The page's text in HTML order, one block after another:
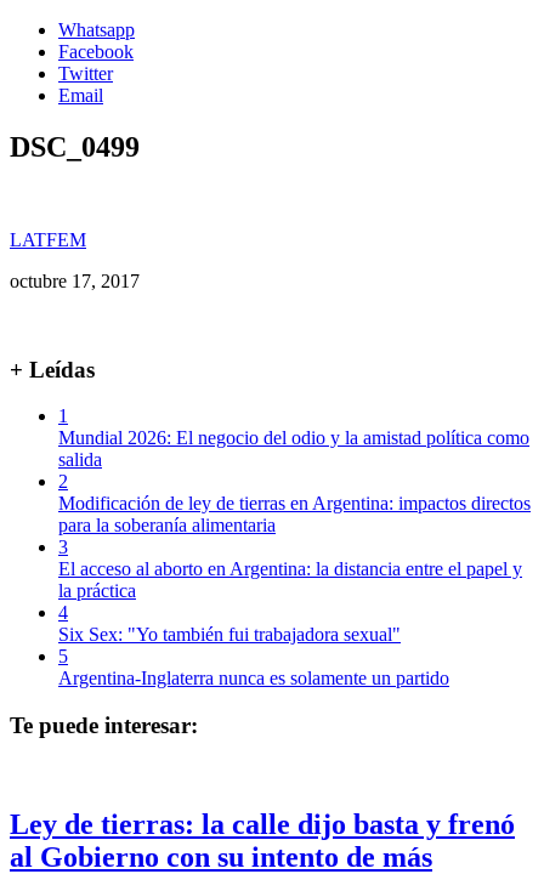
Whatsapp
Facebook
Twitter
Email
DSC_0499
LATFEM
octubre 17, 2017
+ Leídas
1
Mundial 2026: El negocio del odio y la amistad política como
salida
2
Modificación de ley de tierras en Argentina: impactos directos
para la soberanía alimentaria
3
El acceso al aborto en Argentina: la distancia entre el papel y
la práctica
4
Six Sex: "Yo también fui trabajadora sexual"
5
Argentina-Inglaterra nunca es solamente un partido
Te puede interesar:
Ley de tierras: la calle dijo basta y frenó
al Gobierno con su intento de más